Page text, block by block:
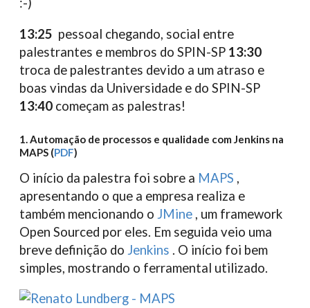
13:25 pessoal chegando, social entre
palestrantes e membros do SPIN-SP 13:30
troca de palestrantes devido a um atraso e
boas vindas da Universidade e do SPIN-SP
13:40 começam as palestras!
1. Automação de processos e qualidade com Jenkins na
MAPS (PDF)
O início da palestra foi sobre a MAPS ,
apresentando o que a empresa realiza e
também mencionando o JMine, um framework
Open Sourced por eles. Em seguida veio uma
breve definição do Jenkins . O início foi bem
simples, mostrando o ferramental utilizado.